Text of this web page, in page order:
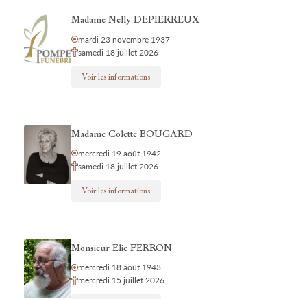
Madame Nelly DEPIERREUX
mardi 23 novembre 1937
samedi 18 juillet 2026
Voir les informations
Madame Colette BOUGARD
mercredi 19 août 1942
samedi 18 juillet 2026
Voir les informations
Monsieur Elie FERRON
mercredi 18 août 1943
mercredi 15 juillet 2026